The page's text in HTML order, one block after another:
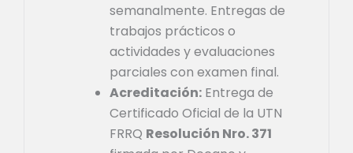
semanalmente. Entregas de
trabajos prácticos o
actividades y evaluaciones
parciales con examen final.
Acreditación: Entrega de
Certificado Oficial de la UTN
FRRQ Resolución Nro. 371